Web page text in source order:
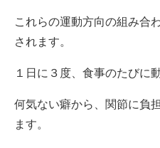
これらの運動方向の組み合
されます。
１日に３度、食事のたびに
何気ない癖から、関節に負
ます。